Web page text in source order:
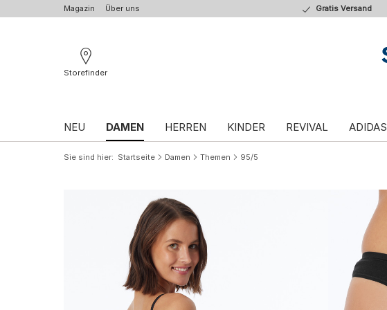
Magazin Über uns Gratis Versand
Storefinder
NEU DAMEN HERREN KINDER REVIVAL ADIDAS
Sie sind hier Startseite Damen Themen 95/5